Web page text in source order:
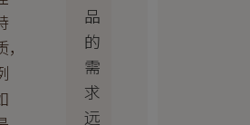
，
品
的
需
求
远